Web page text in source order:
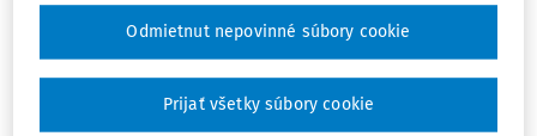
Vydané:31. 10. 2017 / 1 minúta čítania
Označovanie nosnosti regálov
Odmietnut nepovinné súbory cookie
Prijať všetky súbory cookie